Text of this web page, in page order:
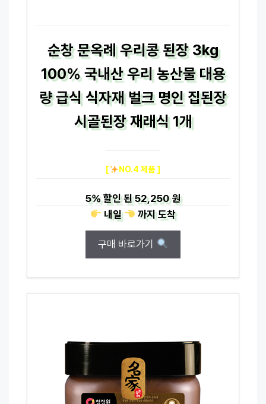
순창 문옥례 우리콩 된장 3kg
100% 국내산 우리 농산물 대용
량 급식 식자재 벌크 명인 집된장
시골된장 재래식 1개
[ NO.4 제품 ]
5%할인 된52,250 원
내일
까지도착
구매 바로가기